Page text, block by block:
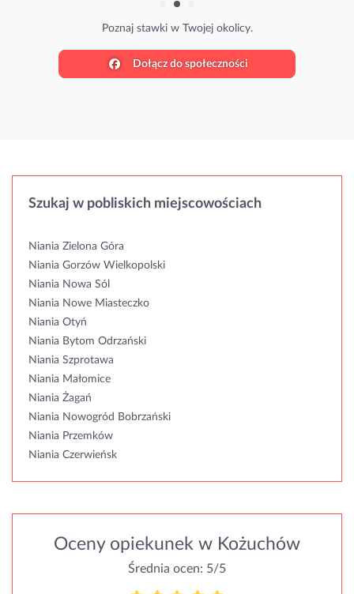
Poznaj stawki w Twojej okolicy.
Dołącz do społeczności
Szukaj w pobliskich miejscowościach
Niania Zielona Góra
Niania Gorzów Wielkopolski
Niania Nowa Sól
Niania Nowe Miasteczko
Niania Otyń
Niania Bytom Odrzański
Niania Szprotawa
Niania Małomice
Niania Żagań
Niania Nowogród Bobrzański
Niania Przemków
Niania Czerwieńsk
Oceny opiekunek w Kożuchów
Średnia ocen: 5/5